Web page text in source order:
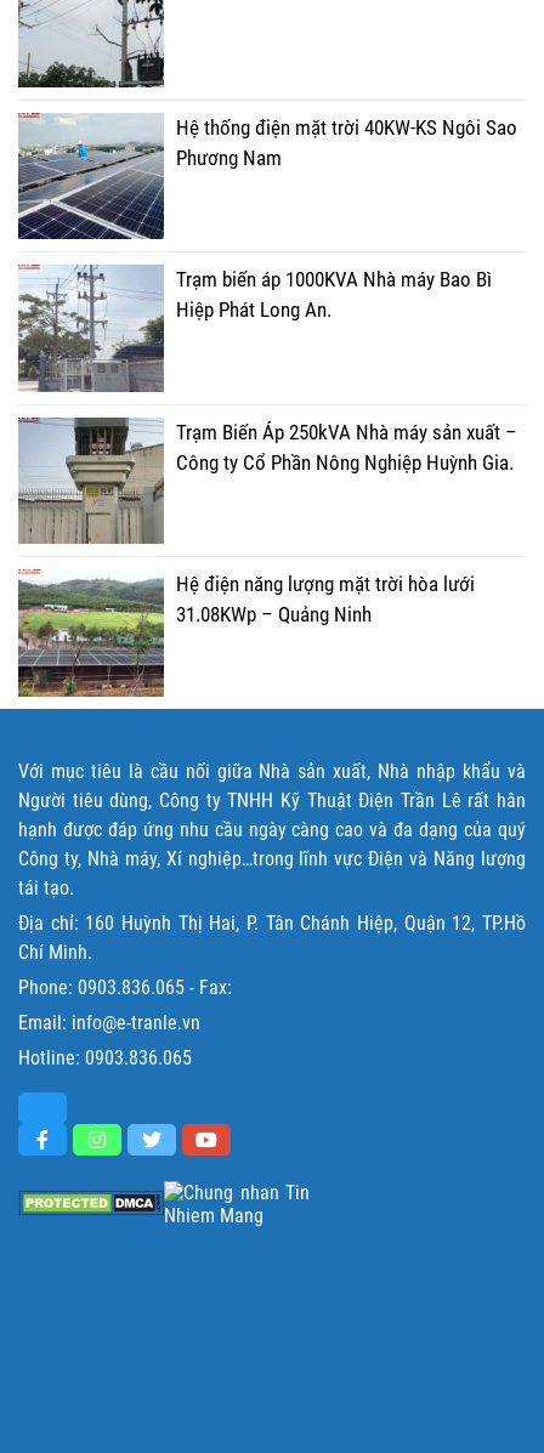
Hệ thống điện mặt trời 40KW-KS Ngôi Sao
Phương Nam
Trạm biến áp 1000KVA Nhà máy Bao Bì
Hiệp Phát Long An.
Trạm Biến Áp 250kVA Nhà máy sản xuất –
Công ty Cổ Phần Nông Nghiệp Huỳnh Gia.
Hệ điện năng lượng mặt trời hòa lưới
31.08KWp – Quảng Ninh
Với mục tiêu là cầu nối giữa Nhà sản xuất, Nhà nhập khẩu và
Người tiêu dùng, Công ty TNHH Kỹ Thuật Điện Trần Lê rất hân
hạnh được đáp ứng nhu cầu ngày càng cao và đa dạng của quý
Công ty, Nhà máy, Xí nghiệp…trong lĩnh vực Điện và Năng lượng
tái tạo.
Địa chỉ: 160 Huỳnh Thị Hai, P. Tân Chánh Hiệp, Quận 12, TP.Hồ
Chí Minh.
Phone: 0903.836.065 - Fax:
Email: info@e-tranle.vn
Hotline: 0903.836.065